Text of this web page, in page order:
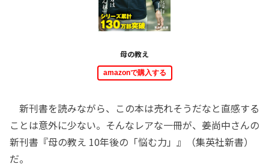
母の教え
amazonで購入する
新刊書を読みながら、この本は売れそうだなと直感する
ことは意外に少ない。そんなレアな一冊が、姜尚中さんの
新刊書『母の教え 10年後の「悩む力」』（集英社新書）
だ。